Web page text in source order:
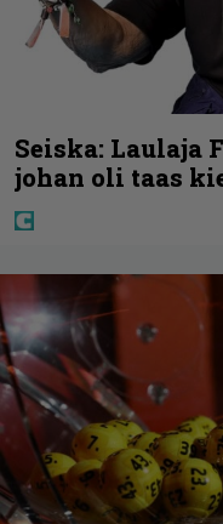
Seiska: Laulaja
johan oli taas